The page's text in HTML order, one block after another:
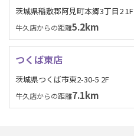
茨城県稲敷郡阿見町本郷3丁目2 1F
牛久店からの距離5.2km
つくば東店
茨城県つくば市東2-30-5 2F
牛久店からの距離7.1km